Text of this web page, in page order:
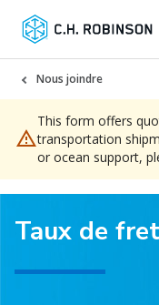
Nous joindre
This form offers
transportation
or ocean support,
Taux de